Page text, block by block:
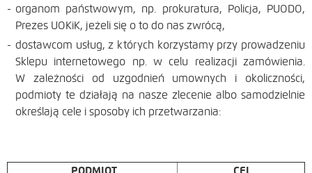
organom państwowym, np. prokuratura, Policja, PUODO,
Prezes UOKiK, jeżeli się o to do nas zwrócą,
dostawcom usług, z których korzystamy przy prowadzeniu
Sklepu internetowego np. w celu realizacji zamówienia.
W zależności od uzgodnień umownych i okoliczności,
podmioty te działają na nasze zlecenie albo samodzielnie
określają cele i sposoby ich przetwarzania: